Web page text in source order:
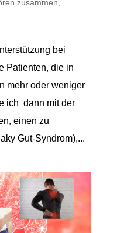
zusammen,
bei
Patienten, die in
mehr oder weniger
ich dann mit der
einen zu
Gut-Syndrom),...